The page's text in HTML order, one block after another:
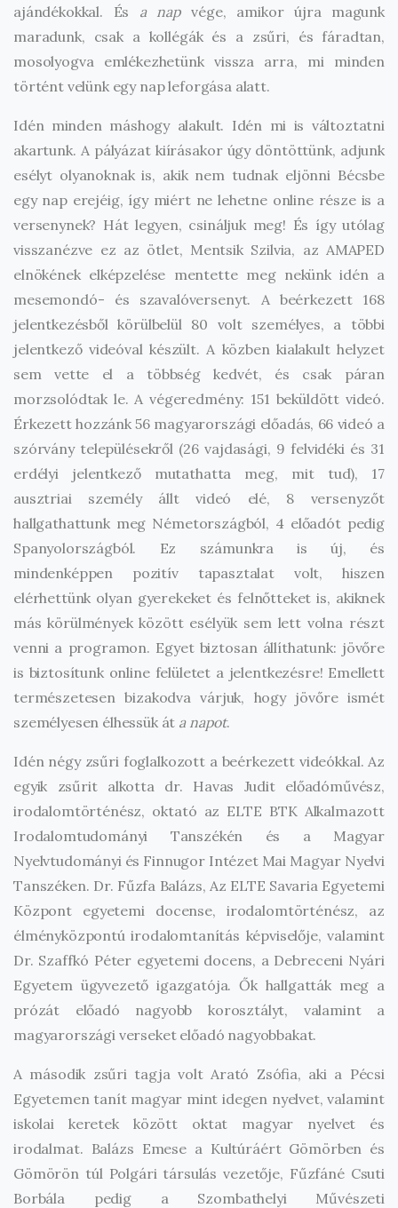
ajándékokkal. És a napvége, amikor újra magunk
maradunk, csak a kollégák és a zsűri, és fáradtan,
mosolyogva emlékezhetünk vissza arra, mi minden
történt velünk egy nap leforgása alatt.
Idén minden máshogy alakult. Idén mi is változtatni
akartunk. A pályázat kiírásakor úgy döntöttünk, adjunk
esélyt olyanoknak is, akik nem tudnak eljönni Bécsbe
egy nap erejéig, így miért ne lehetne online része is a
versenynek? Hát legyen, csináljuk meg! És így utólag
visszanézve ez az ötlet, Mentsik Szilvia, az AMAPED
elnökének elképzelése mentette meg nekünk idén a
mesemondó- és szavalóversenyt. A beérkezett 168
jelentkezésből körülbelül 80 volt személyes, a többi
jelentkező videóval készült. A közben kialakult helyzet
sem vette el a többség kedvét, és csak páran
morzsolódtak le. A végeredmény: 151 beküldött videó.
Érkezett hozzánk 56 magyarországi előadás, 66 videó a
szórvány településekről (26 vajdasági, 9 felvidéki és 31
erdélyi jelentkező mutathatta meg, mit tud), 17
ausztriai személy állt videó elé, 8 versenyzőt
hallgathattunk meg Németországból, 4 előadót pedig
Spanyolországból. Ez számunkra is új, és
mindenképpen pozitív tapasztalat volt, hiszen
elérhettünk olyan gyerekeket és felnőtteket is, akiknek
más körülmények között esélyük sem lett volna részt
venni a programon. Egyet biztosan állíthatunk: jövőre
is biztosítunk online felületet a jelentkezésre! Emellett
természetesen bizakodva várjuk, hogy jövőre ismét
személyesen élhessük át a napot.
Idén négy zsűri foglalkozott a beérkezett videókkal. Az
egyik zsűrit alkotta dr. Havas Judit előadóművész,
irodalomtörténész, oktató az ELTE BTK Alkalmazott
Irodalomtudományi Tanszékén és a Magyar
Nyelvtudományi és Finnugor Intézet Mai Magyar Nyelvi
Tanszéken. Dr. Fűzfa Balázs, Az ELTE Savaria Egyetemi
Központ egyetemi docense, irodalomtörténész, az
élményközpontú irodalomtanítás képviselője, valamint
Dr. Szaffkó Péter egyetemi docens, a Debreceni Nyári
Egyetem ügyvezető igazgatója. Ők hallgatták meg a
prózát előadó nagyobb korosztályt, valamint a
magyarországi verseket előadó nagyobbakat.
A második zsűri tagja volt Arató Zsófia, aki a Pécsi
Egyetemen tanít magyar mint idegen nyelvet, valamint
iskolai keretek között oktat magyar nyelvet és
irodalmat. Balázs Emese a Kultúráért Gömörben és
Gömörön túl Polgári társulás vezetője, Fűzfáné Csuti
Borbála pedig a Szombathelyi Művészeti